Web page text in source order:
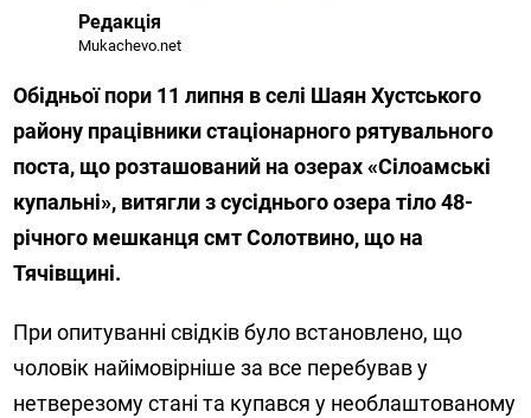
Редакція
Mukachevo.net
Обідньої пори 11 липня в селі Шаян Хустського
району працівники стаціонарного рятувального
поста, що розташований на озерах «Сілоамські
купальні», витягли з сусіднього озера тіло 48-
річного мешканця смт Солотвино, що на
Тячівщині.
При опитуванні свідків було встановлено, що
чоловік найімовірніше за все перебував у
нетверезому стані та купався у необлаштованому